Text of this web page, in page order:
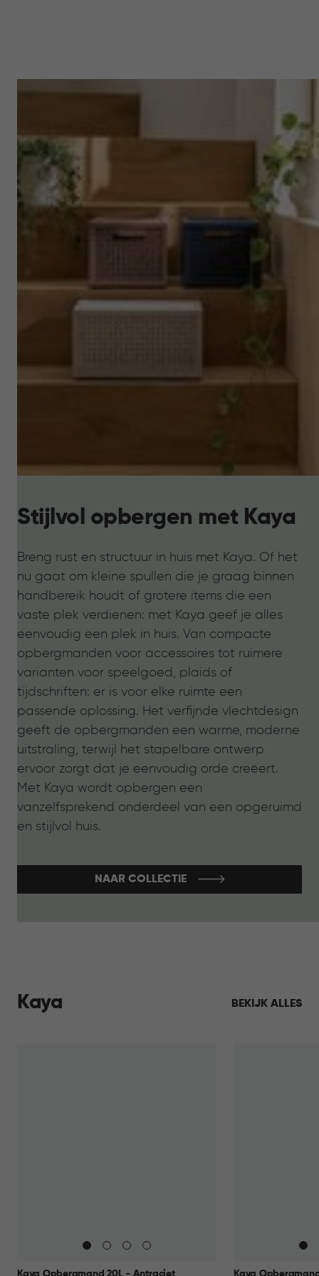
Stijlvol opbergen met Kaya
Breng rust en structuur in huis met Kaya. Of het
nu gaat om kleine spullen die je graag binnen
handbereik houdt of grotere items die een
vaste plek verdienen: met Kaya geef je alles
eenvoudig een plek in huis. Van compacte
opbergmanden voor accessoires tot ruimere
varianten voor speelgoed, plaids of
tijdschriften: er is voor elke ruimte een
passende oplossing. Het verfijnde vlechtdesign
geeft de opbergmanden een warme, moderne
uitstraling, terwijl het stapelbare ontwerp
ervoor zorgt dat je eenvoudig orde creëert.
Met Kaya wordt opbergen een
vanzelfsprekend onderdeel van een opgeruimd
en stijlvol huis.
NAAR COLLECTIE
Kaya BEKIJK ALLES
Kaya Opbergmand 20L - Antraciet Kaya